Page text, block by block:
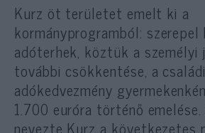
Kurz öt területet emelt ki a
kormányprogramból: szerepel
adóterhek, köztük a személyi
további csökkentése, a családi
adókedvezmény
1.700 euróra történő
nevezte Kurz a következetes